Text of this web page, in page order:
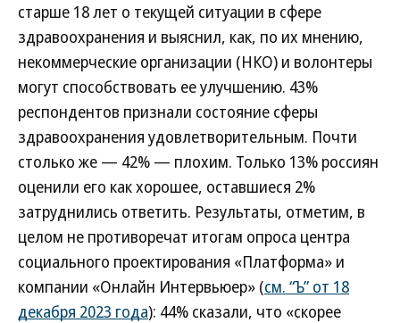
старше 18 лет о текущей ситуации в сфере
здравоохранения и выяснил, как, по их мнению,
некоммерческие организации (НКО) и волонтеры
могут способствовать ее улучшению. 43%
респондентов признали состояние сферы
здравоохранения удовлетворительным. Почти
столько же — 42% — плохим. Только 13% россиян
оценили его как хорошее, оставшиеся 2%
затруднились ответить. Результаты, отметим, в
целом не противоречат итогам опроса центра
социального проектирования «Платформа» и
компании «Онлайн Интервьюер» (см. “Ъ” от 18
декабря 2023 года): 44% сказали, что «скорее